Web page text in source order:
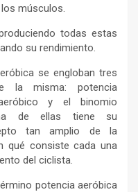
músculos.
todas estas
su rendimiento.
se engloban tres
la misma: potencia
y el binomio
de ellas tiene su
tan amplio de la
qué consiste cada una
del ciclista.
potencia aeróbica